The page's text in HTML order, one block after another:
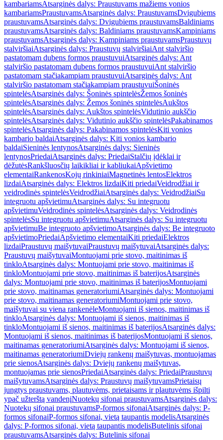
kambariamsAtsarginės dalys: Praustuvams mažiems vonios
kambariamsPraustuvamsAtsarginės dalys: PraustuvamsDvigubiems
praustuvamsAtsarginės dalys: Dvigubiems praustuvamsBaldiniams
praustuvamsAtsarginės dalys: Baldiniams praustuvamsKampiniams
praustuvamsAtsarginės dalys: Kampiniams praustuvamsPraustuvų
stalviršiaiAtsarginės dalys: Praustuvų stalviršiaiAnt stalviršio
pastatomam dubens formos praustuvuiAtsarginės dalys: Ant
stalviršio pastatomam dubens formos praustuvuiAnt stalviršio
pastatomam stačiakampiam praustuvuiAtsarginės dalys: Ant
stalviršio pastatomam stačiakampiam praustuvuiŠoninės
spintelėsAtsarginės dalys: Šoninės spintelėsŽemos šoninės
spintelėsAtsarginės dalys: Žemos šoninės spintelėsAukštos
spintelėsAtsarginės dalys: Aukštos spintelėsVidutinio aukščio
spintelėsAtsarginės dalys: Vidutinio aukščio spintelėsPakabinamos
spintelėsAtsarginės dalys: Pakabinamos spintelėsKiti vonios
kambario baldaiAtsarginės dalys: Kiti vonios kambario
baldaiSieninės lentynosAtsarginės dalys: Sieninės
lentynosPriedaiAtsarginės dalys: PriedaiStalčių įdėklai ir
dėžutėsRankšluosčių laikikliai ir kabliukaiApšvietimo
elementaiRankenosKojų rinkiniaiMagnetinės lentosElektros
lizdaiAtsarginės dalys: Elektros lizdaiKiti priedaiVeidrodžiai ir
veidrodinės spintelėsVeidrodžiaiAtsarginės dalys: VeidrodžiaiSu
integruotu apšvietimuAtsarginės dalys: Su integruotu
apšvietimuVeidrodinės spintelėsAtsarginės dalys: Veidrodinės
spintelėsSu integruotu apšvietimuAtsarginės dalys: Su integruotu
apšvietimuBe integruoto apšvietimoAtsarginės dalys: Be integruoto
apšvietimoPriedaiApšvietimo elementaiKiti priedaiElektros
lizdaiPraustuvų maišytuvaiPraustuvų maišytuvaiAtsarginės dalys:
Praustuvų maišytuvaiMontuojami prie stovo, maitinimas iš
tinkloAtsarginės dalys: Montuojami prie stovo, maitinimas iš
tinkloMontuojami prie stovo, maitinimas iš baterijosAtsarginės
dalys: Montuojami prie stovo, maitinimas iš baterijosMontuojami
prie stovo, maitinamas generatoriumiAtsarginės dalys: Montuojami
prie stovo, maitinamas generatoriumiMontuojami prie stovo,
maišytuvai su viena rankenėleMontuojami iš sienos, maitinimas iš
tinkloAtsarginės dalys: Montuojami iš sienos, maitinimas iš
tinkloMontuojami iš sienos, maitinimas iš baterijosAtsarginės dalys:
Montuojami iš sienos, maitinimas iš baterijosMontuojami iš sienos,
maitinamas generatoriumiAtsarginės dalys: Montuojami iš sienos,
maitinamas generatoriumiDviejų rankenų maišytuvas, montuojamas
prie sienosAtsarginės dalys: Dviejų rankenų maišytuvas,
montuojamas prie sienosPriedaiAtsarginės dalys: PriedaiPraustuvų
maišytuvamsAtsarginės dalys: Praustuvų maišytuvamsPrietaisų
jungtys praustuvams, plautuvėms, prietaisams ir plautuvėms išpilti
ypač užterštą vandenįNuotekų sifonai praustuvamsAtsarginės dalys:
Nuotekų sifonai praustuvamsP-formos sifonaiAtsarginės dalys: P-
formos sifonaiP-formos sifonai, vietą taupantis modelisAtsarginės
dalys: P-formos sifonai, vietą taupantis modelisButelinis sifonai
praustuvamsAtsarginės dalys: Butelinis sifonai